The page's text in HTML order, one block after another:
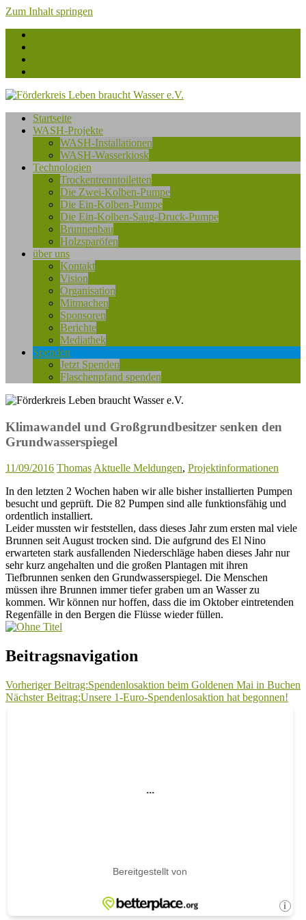
Zum Inhalt springen
Förderkreis
Leben
e.V.
Startseite
WASH-Projekte
WASH-Installationen
WASH-Wasserkiosk
Technologien
Trockentrenntoiletten
Die Zwei-Kolben-Pumpe
Die Ein-Kolben-Pumpe
Die Ein-Kolben-Saug-Druck-Pumpe
Brunnenbau
Holzsparöfen
über uns
Kontakt
Vision
Organisation
Mitmachen
Sponsoren
Berichte
Mediathek
Spenden
Jetzt Spenden
Flaschenpfand spenden
Klimawandel und Großgrundbesitzer senken den
Grundwasserspiegel
11/09/2016 ThomasAktuelle Meldungen, Projektinformationen
In den letzten 2 Wochen haben wir alle bisher installierten Pumpen
besucht und geprüft. Die 82 Pumpen sind alle funktionsfähig und
ordentlich installiert.
Leider mussten wir feststellen, dass dieses Jahr zum ersten mal viele
Brunnen seit August trocken sind. Die aufgrund des El Nino
erwarteten stark ausfallenden Niederschläge haben dieses Jahr nur
sehr kurz angehalten und die großen Plantagen mit ihren
Tiefbrunnen senken den Grundwasserspiegel. Die Menschen
müssen ihre Brunnen immer tiefer graben um an Wasser zu
kommen. Wir können nur hoffen, dass die im Oktober eintretenden
Regenfälle in den Bergen die Flüsse wieder füllen.
Beitragsnavigation
Vorheriger Beitrag:Spendenlosaktion beim Goldenen Mai in Buchen
Nächster Beitrag:Unsere 1-Euro-Spendenlosaktion hat begonnen!